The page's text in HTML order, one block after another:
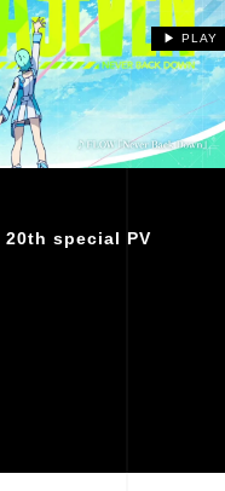
▶︎ PLAY
20th special PV